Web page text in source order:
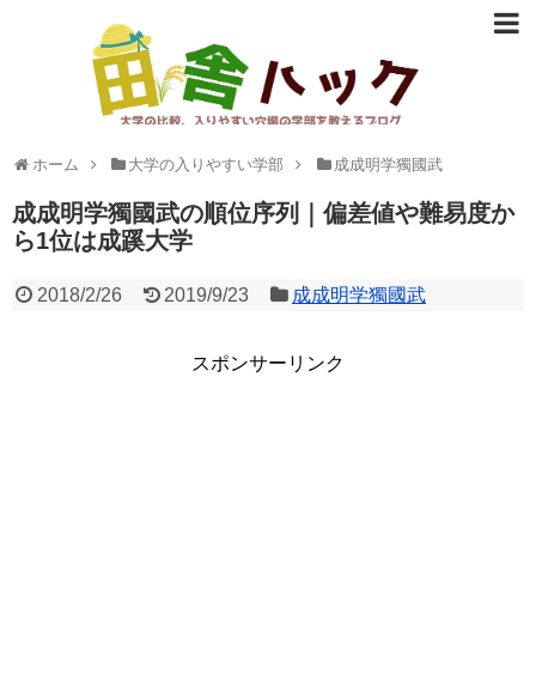
大学の比較、入りやすい穴場の学部など志望校選びに役立つ情報
ホーム 大学の入りやすい学部 成成明学獨國武
成成明学獨國武の順位序列｜偏差値や難易度か
ら1位は成蹊大学
2018/2/26 2019/9/23 成成明学獨國武
スポンサーリンク